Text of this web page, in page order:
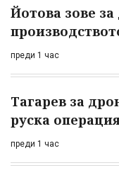
Йотова зове
преди 1 час
Тагарев за
руска
преди 1 час